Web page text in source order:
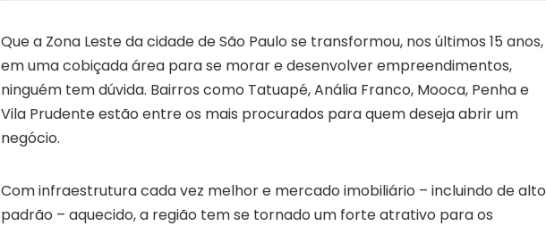
Que a Zona Leste da cidade de São Paulo se transformou, nos últimos 15 anos,
em uma cobiçada área para se morar e desenvolver empreendimentos,
ninguém tem dúvida. Bairros como Tatuapé, Anália Franco, Mooca, Penha e
Vila Prudente estão entre os mais procurados para quem deseja abrir um
negócio.
Com infraestrutura cada vez melhor e mercado imobiliário – incluindo de alto
padrão – aquecido, a região tem se tornado um forte atrativo para os